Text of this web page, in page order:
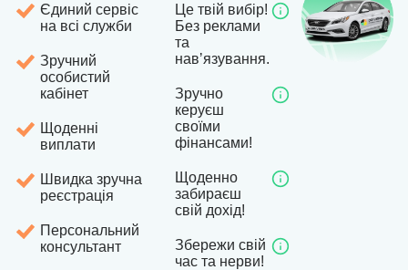
Єдиний сервіс
на всі служби
Зручний
особистий
кабінет
Щоденні
виплати
Швидка зручна
реєстрація
Персональний
консультант
Це твій вибір!
Без реклами
та
навʼязування.
Зручно
керуєш
своїми
фінансами!
Щоденно
забираєш
свій дохід!
Збережи свій
час та нерви!